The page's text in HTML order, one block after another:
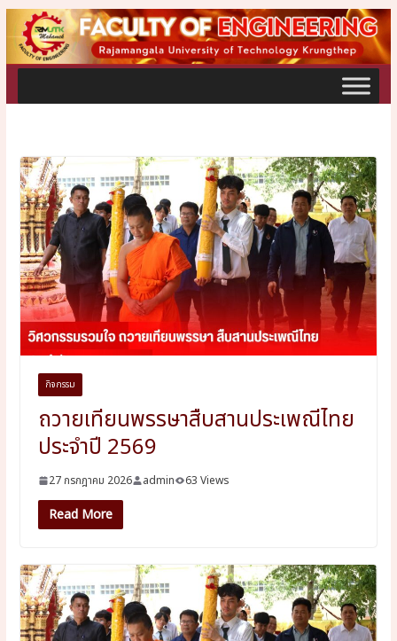
Skip
to
content
กิจกรรม
ถวายเทียนพรรษาสืบสานประเพณีไทย
ประจำปี 2569
27 กรกฎาคม 2026 admin 63 Views
Read More